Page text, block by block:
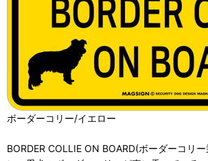
ボーダーコリー/イエロー
BORDER COLLIE ON BOARD(ボーダーコリ